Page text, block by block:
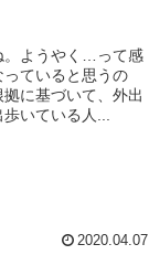
。ようやく…って感
ていると思うの
に基づいて、外出
いている人...
2020.04.07